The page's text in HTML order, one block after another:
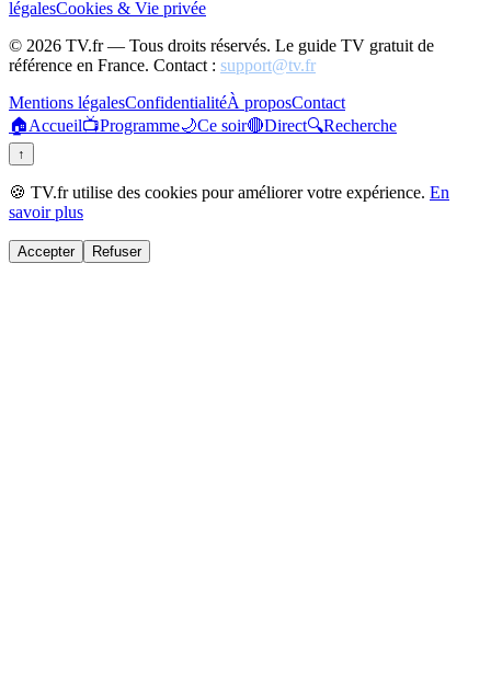
légalesCookies & Vie privée
© 2026 TV.fr — Tous droits réservés. Le guide TV gratuit de
référence en France. Contact : support@tv.fr
Mentions légalesConfidentialitéÀ proposContact
🏠Accueil📺Programme🌙Ce soir🔴Direct🔍Recherche
↑
🍪 TV.fr utilise des cookies pour améliorer votre expérience. En
savoir plus
Accepter Refuser